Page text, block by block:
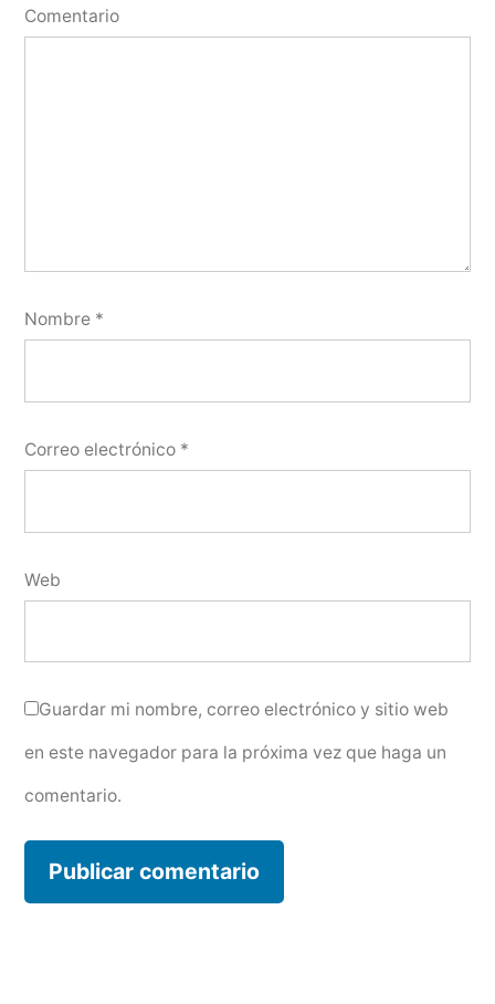
Comentario
Nombre *
Correo electrónico *
Web
Guardar mi nombre, correo electrónico y sitio web
en este navegador para la próxima vez que haga un
comentario.